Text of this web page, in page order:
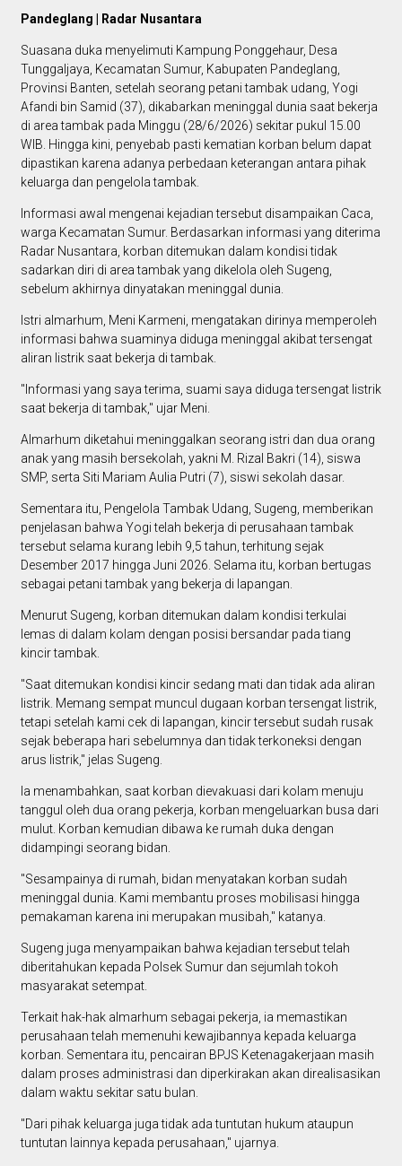
Pandeglang | Radar Nusantara
Suasana duka menyelimuti Kampung Ponggehaur, Desa
Tunggaljaya, Kecamatan Sumur, Kabupaten Pandeglang,
Provinsi Banten, setelah seorang petani tambak udang, Yogi
Afandi bin Samid (37), dikabarkan meninggal dunia saat bekerja
di area tambak pada Minggu (28/6/2026) sekitar pukul 15.00
WIB. Hingga kini, penyebab pasti kematian korban belum dapat
dipastikan karena adanya perbedaan keterangan antara pihak
keluarga dan pengelola tambak.
Informasi awal mengenai kejadian tersebut disampaikan Caca,
warga Kecamatan Sumur. Berdasarkan informasi yang diterima
Radar Nusantara, korban ditemukan dalam kondisi tidak
sadarkan diri di area tambak yang dikelola oleh Sugeng,
sebelum akhirnya dinyatakan meninggal dunia.
Istri almarhum, Meni Karmeni, mengatakan dirinya memperoleh
informasi bahwa suaminya diduga meninggal akibat tersengat
aliran listrik saat bekerja di tambak.
"Informasi yang saya terima, suami saya diduga tersengat listrik
saat bekerja di tambak," ujar Meni.
Almarhum diketahui meninggalkan seorang istri dan dua orang
anak yang masih bersekolah, yakni M. Rizal Bakri (14), siswa
SMP, serta Siti Mariam Aulia Putri (7), siswi sekolah dasar.
Sementara itu, Pengelola Tambak Udang, Sugeng, memberikan
penjelasan bahwa Yogi telah bekerja di perusahaan tambak
tersebut selama kurang lebih 9,5 tahun, terhitung sejak
Desember 2017 hingga Juni 2026. Selama itu, korban bertugas
sebagai petani tambak yang bekerja di lapangan.
Menurut Sugeng, korban ditemukan dalam kondisi terkulai
lemas di dalam kolam dengan posisi bersandar pada tiang
kincir tambak.
"Saat ditemukan kondisi kincir sedang mati dan tidak ada aliran
listrik. Memang sempat muncul dugaan korban tersengat listrik,
tetapi setelah kami cek di lapangan, kincir tersebut sudah rusak
sejak beberapa hari sebelumnya dan tidak terkoneksi dengan
arus listrik," jelas Sugeng.
Ia menambahkan, saat korban dievakuasi dari kolam menuju
tanggul oleh dua orang pekerja, korban mengeluarkan busa dari
mulut. Korban kemudian dibawa ke rumah duka dengan
didampingi seorang bidan.
"Sesampainya di rumah, bidan menyatakan korban sudah
meninggal dunia. Kami membantu proses mobilisasi hingga
pemakaman karena ini merupakan musibah," katanya.
Sugeng juga menyampaikan bahwa kejadian tersebut telah
diberitahukan kepada Polsek Sumur dan sejumlah tokoh
masyarakat setempat.
Terkait hak-hak almarhum sebagai pekerja, ia memastikan
perusahaan telah memenuhi kewajibannya kepada keluarga
korban. Sementara itu, pencairan BPJS Ketenagakerjaan masih
dalam proses administrasi dan diperkirakan akan direalisasikan
dalam waktu sekitar satu bulan.
"Dari pihak keluarga juga tidak ada tuntutan hukum ataupun
tuntutan lainnya kepada perusahaan," ujarnya.